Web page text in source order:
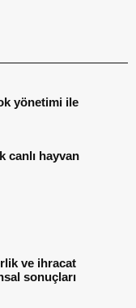
yönetimi ile
canlı hayvan
ve ihracat
sonuçları